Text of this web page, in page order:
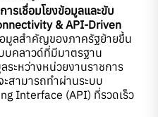
ารเชื่อมโยงข้อมูลและขับ
& API-Driven
มูลสำคัญของภาครัฐย้ายขึ้น
บคลาวด์ที่มีมาตรฐาน
ระหว่างหน่วยงานราชการ
สามารถทำผ่านระบบ
Interface (API) ที่รวดเร็ว